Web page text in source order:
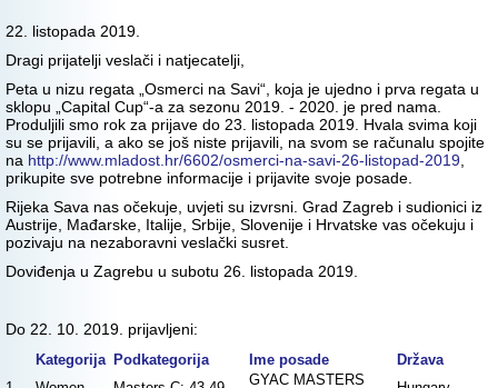
22. listopada 2019.
Dragi prijatelji veslači i natjecatelji,
Peta u nizu regata „Osmerci na Savi“, koja je ujedno i prva regata u
sklopu „Capital Cup“-a za sezonu 2019. - 2020. je pred nama.
Produljili smo rok za prijave do 23. listopada 2019. Hvala svima koji
su se prijavili, a ako se još niste prijavili, na svom se računalu spojite
na http://www.mladost.hr/6602/osmerci-na-savi-26-listopad-2019
prikupite sve potrebne informacije i prijavite svoje posade.
Rijeka Sava nas očekuje, uvjeti su izvrsni. Grad Zagreb i sudionici iz
Austrije, Mađarske, Italije, Srbije, Slovenije i Hrvatske vas očekuju i
pozivaju na nezaboravni veslački susret.
Doviđenja u Zagrebu u subotu 26. listopada 2019.
Do 22. 10. 2019. prijavljeni:
Kategorija Podkategorija Ime posade
Država
GYAC MASTERS